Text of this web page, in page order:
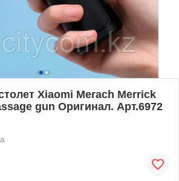
Xiaomi Merach Merrick
gun Оригинал. Арт.6972